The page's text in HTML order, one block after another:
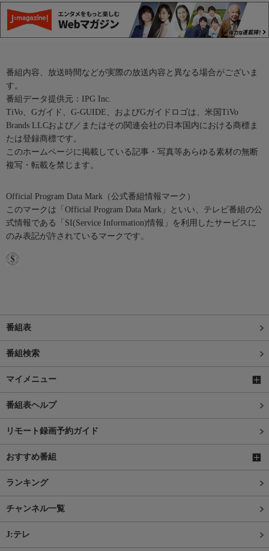
番組内容、放送時間などが実際の放送内容と異なる場合がございま
す。
番組データ提供元：IPG Inc.
TiVo、Gガイド、G-GUIDE、およびGガイドロゴは、米国TiVo
Brands LLCおよび／またはその関連会社の日本国内における商標ま
たは登録商標です。
このホームページに掲載している記事・写真等あらゆる素材の無断
複写・転載を禁じます。
Official Program Data Mark（公式番組情報マーク）
このマークは「Official Program Data Mark」といい、テレビ番組の公
式情報である「SI(Service Information)情報」を利用したサービスに
のみ表記が許されているマークです。
番組表
番組検索
マイメニュー
番組表ヘルプ
リモート録画予約ガイド
おすすめ番組
ランキング
チャンネル一覧
J:テレ